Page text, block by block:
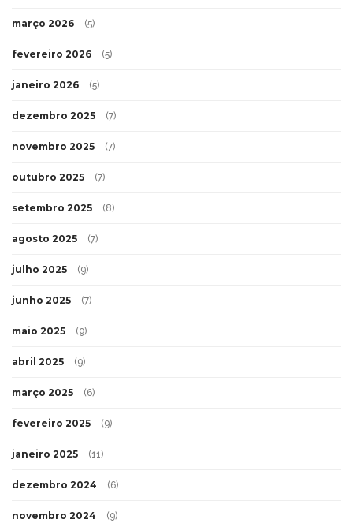
março 2026 (5)
fevereiro 2026 (5)
janeiro 2026 (5)
dezembro 2025 (7)
novembro 2025 (7)
outubro 2025 (7)
setembro 2025 (8)
agosto 2025 (7)
julho 2025 (9)
junho 2025 (7)
maio 2025 (9)
abril 2025 (9)
março 2025 (6)
fevereiro 2025 (9)
janeiro 2025 (11)
dezembro 2024 (6)
novembro 2024 (9)